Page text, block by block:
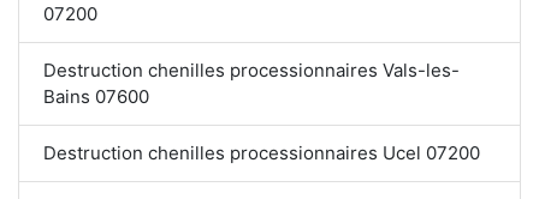
07200
Destruction chenilles processionnaires Vals-les-
Bains 07600
Destruction chenilles processionnaires Ucel 07200